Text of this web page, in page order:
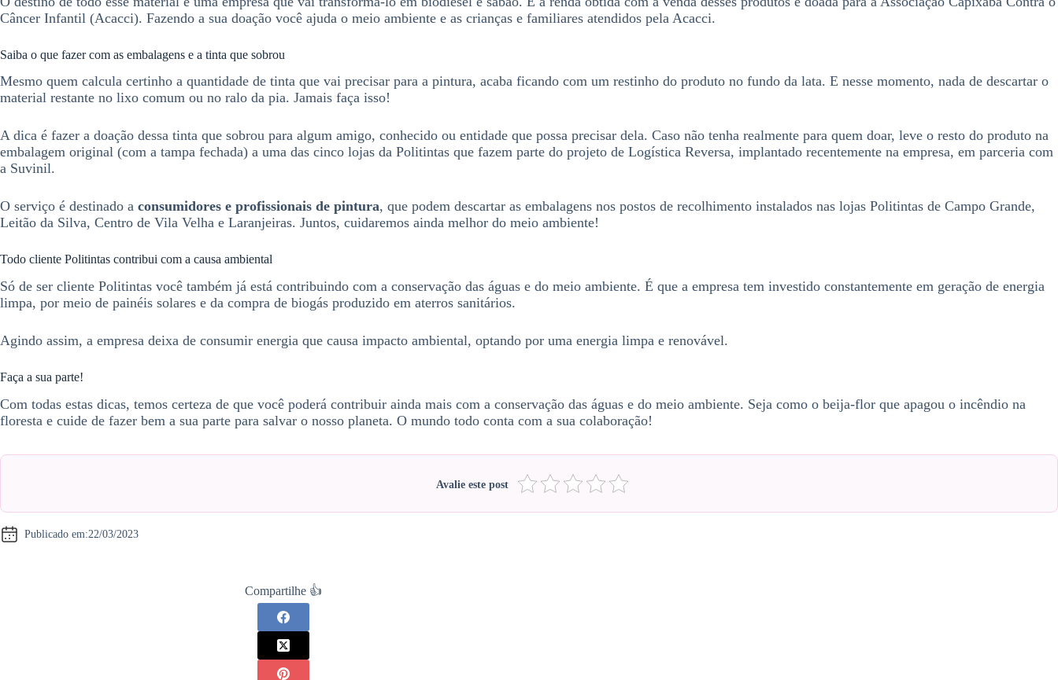
Câncer Infantil (Acacci). Fazendo a sua doação você ajuda o meio ambiente e as crianças e familiares atendidos pela Acacci.
Saiba o que fazer com as embalagens e a tinta que sobrou
Mesmo quem calcula certinho a quantidade de tinta que vai precisar para a pintura, acaba ficando com um restinho do produto no fundo da lata. E nesse momento, nada de descartar o
material restante no lixo comum ou no ralo da pia. Jamais faça isso!
A dica é fazer a doação dessa tinta que sobrou para algum amigo, conhecido ou entidade que possa precisar dela. Caso não tenha realmente para quem doar, leve o resto do produto na
embalagem original (com a tampa fechada) a uma das cinco lojas da Politintas que fazem parte do projeto de Logística Reversa, implantado recentemente na empresa, em parceria com
a Suvinil.
O serviço é destinado a consumidores e profissionais de pintura, que podem descartar as embalagens nos postos de recolhimento instalados nas lojas Politintas de Campo Grande,
Leitão da Silva, Centro de Vila Velha e Laranjeiras. Juntos, cuidaremos ainda melhor do meio ambiente!
Todo cliente Politintas contribui com a causa ambiental
Só de ser cliente Politintas você também já está contribuindo com a conservação das águas e do meio ambiente. É que a empresa tem investido constantemente em geração de energia
limpa, por meio de painéis solares e da compra de biogás produzido em aterros sanitários.
Agindo assim, a empresa deixa de consumir energia que causa impacto ambiental, optando por uma energia limpa e renovável.
Faça a sua parte!
Com todas estas dicas, temos certeza de que você poderá contribuir ainda mais com a conservação das águas e do meio ambiente. Seja como o beija-flor que apagou o incêndio na
floresta e cuide de fazer bem a sua parte para salvar o nosso planeta. O mundo todo conta com a sua colaboração!
Avalie este post
Publicado em:22/03/2023
Compartilhe 👍